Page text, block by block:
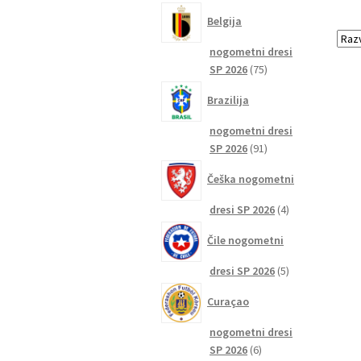
Belgija
nogometni dresi
SP 2026 7575
Brazilija
nogometni dresi
SP 2026 9191
Češka nogometni
dresi SP 2026 44
Čile nogometni
dresi SP 2026 55
Curaçao
nogometni dresi
SP 2026 66